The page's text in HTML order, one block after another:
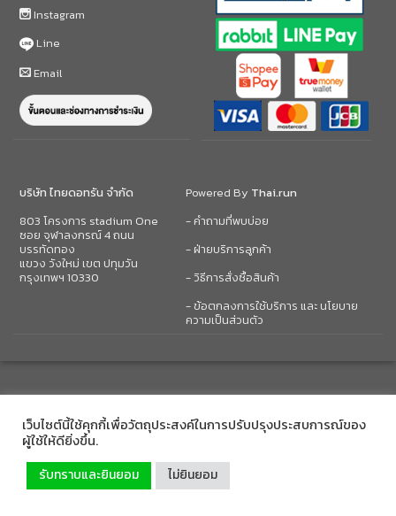
Instagram
Line
Email
บริษัท ไทยดอทรัน จำกัด
803 โครงการ stadium One
ซอย จุฬาลงกรณ์ 4 ถนน
บรรทัดทอง
แขวง วังใหม่ เขต ปทุมวัน
กรุงเทพฯ 10330
Powered By Thai.run
- คำถามที่พบบ่อย
- ฝ่ายบริการลูกค้า
- วิธีการสั่งซื้อสินค้า
- ข้อตกลงการใช้บริการ และ นโยบาย
ความเป็นส่วนตัว
เว็บไซต์นี้ใช้คุกกี้เพื่อวัตถุประสงค์ในการปรับปรุงประสบการณ์ของ
ผู้ใช้ให้ดียิ่งขึ้น.
รับทราบและยินยอม ไม่ยินยอม